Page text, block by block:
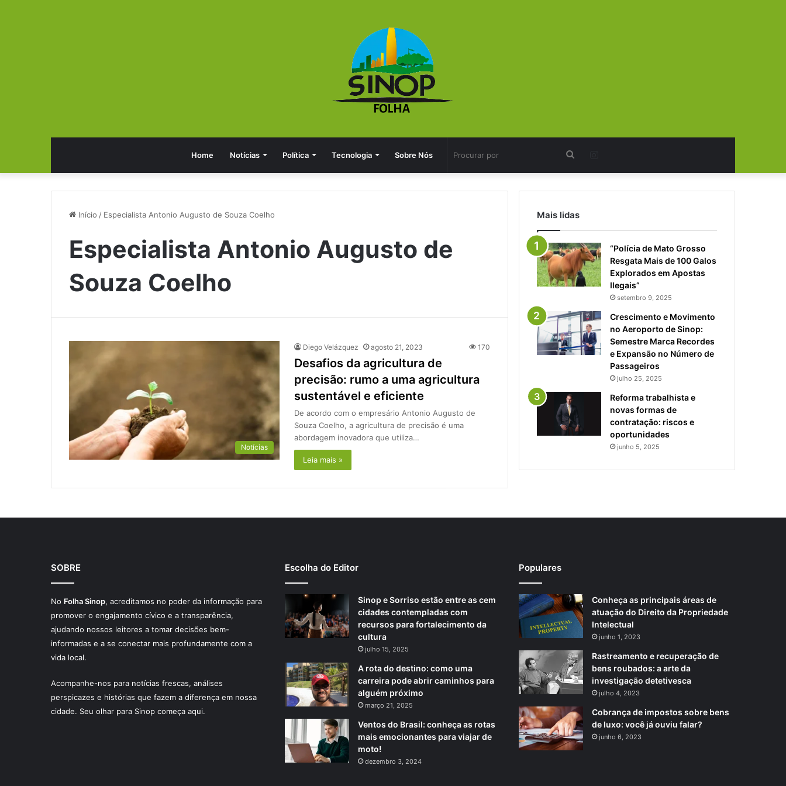
Home Notícias Política Tecnologia Sobre Nós
por
Início / Especialista Antonio Augusto de Souza Coelho
Especialista Antonio Augusto de
Souza Coelho
Notícias
Diego Velázquez agosto 21, 2023 170
Desafios da agricultura de
precisão: rumo a uma agricultura
sustentável e eficiente
De acordo com o empresário Antonio Augusto de
Souza Coelho, a agricultura de precisão é uma
abordagem inovadora que utiliza…
Leia mais »
Mais lidas
“Polícia de Mato Grosso
Resgata Mais de 100 Galos
Explorados em Apostas
Ilegais”
setembro 9, 2025
Crescimento e Movimento
no Aeroporto de Sinop:
Semestre Marca Recordes
e Expansão no Número de
Passageiros
julho 25, 2025
Reforma trabalhista e
novas formas de
contratação: riscos e
oportunidades
junho 5, 2025
SOBRE
No Folha Sinop, acreditamos no poder da informação para
promover o engajamento cívico e a transparência,
ajudando nossos leitores a tomar decisões bem-
informadas e a se conectar mais profundamente com a
vida local.
Acompanhe-nos para notícias frescas, análises
perspicazes e histórias que fazem a diferença em nossa
cidade. Seu olhar para Sinop começa aqui.
Escolha do Editor
Sinop e Sorriso estão entre as cem
cidades contempladas com
recursos para fortalecimento da
cultura
julho 15, 2025
A rota do destino: como uma
carreira pode abrir caminhos para
alguém próximo
março 21, 2025
Ventos do Brasil: conheça as rotas
mais emocionantes para viajar de
moto!
dezembro 3, 2024
Populares
Conheça as principais áreas de
atuação do Direito da Propriedade
Intelectual
junho 1, 2023
Rastreamento e recuperação de
bens roubados: a arte da
investigação detetivesca
julho 4, 2023
Cobrança de impostos sobre bens
de luxo: você já ouviu falar?
junho 6, 2023